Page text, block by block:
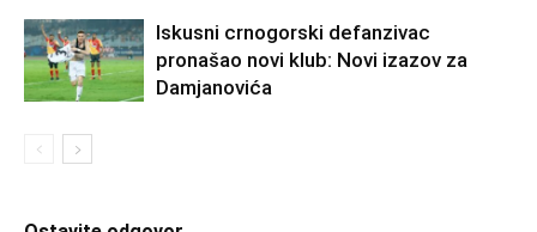
Iskusni crnogorski defanzivac
pronašao novi klub: Novi izazov za
Damjanovića